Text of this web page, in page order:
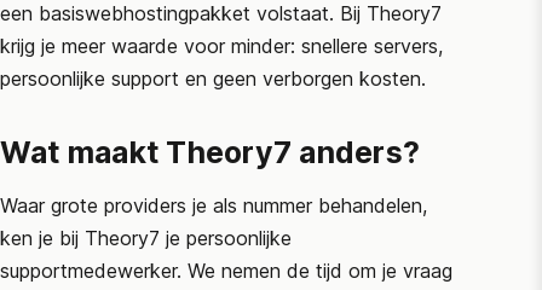
een basiswebhostingpakket volstaat. Bij Theory7
krijg je meer waarde voor minder: snellere servers,
persoonlijke support en geen verborgen kosten.
Wat maakt Theory7 anders?
Waar grote providers je als nummer behandelen,
ken je bij Theory7 je persoonlijke
supportmedewerker. We nemen de tijd om je vraag